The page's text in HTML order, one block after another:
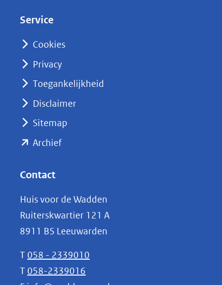
nieuw
naar
Service
Cookies
Privacy
Toegankelijkheid
Disclaimer
Sitemap
Archief(opent
(verwijst
naar
een
andere
website)
Contact
Huis voor de Wadden
Ruiterskwartier 121 A
8911 BS Leeuwarden
T 058 - 2339010
T 058-2339016